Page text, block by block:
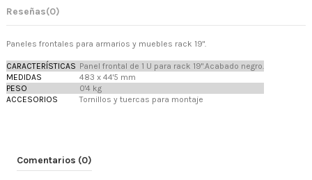
Reseñas(0)
Paneles frontales para armarios y muebles rack 19".
CARACTERÍSTICAS Panel frontal de 1 U para rack 19".Acabado negro.
MEDIDAS
483 x 44'5 mm
PESO
0'4 kg
ACCESORIOS
Tornillos y tuercas para montaje
Comentarios (0)